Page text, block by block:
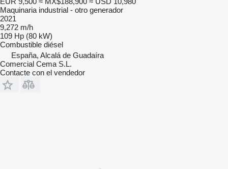
Maquinaria industrial - otro generador
2021
9,272 m/h
109 Hp (80 kW)
Combustible diésel
España, Alcalá de Guadaíra
Comercial Cema S.L.
Contacte con el vendedor